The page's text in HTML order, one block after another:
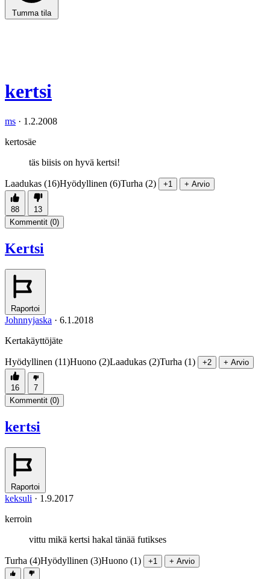
Tumma tila
kertsi
ms · 1.2.2008
kertosäe
täs biisis on hyvä kertsi!
Laadukas (16)Hyödyllinen (6)Turha (2) +1 + Arvio
88
13
Kommentit (0)
Kertsi
Raportoi
Johnnyjaska · 6.1.2018
Kertakäyttöjäte
Hyödyllinen (11)Huono (2)Laadukas (2)Turha (1) +2 + Arvio
16
7
Kommentit (0)
kertsi
Raportoi
keksuli · 1.9.2017
kerroin
vittu mikä kertsi hakal tänää futikses
Turha (4)Hyödyllinen (3)Huono (1) +1 + Arvio